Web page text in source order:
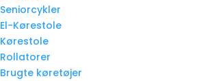
Seniorcykler
El-Kørestole
Kørestole
Rollatorer
Brugte køretøjer